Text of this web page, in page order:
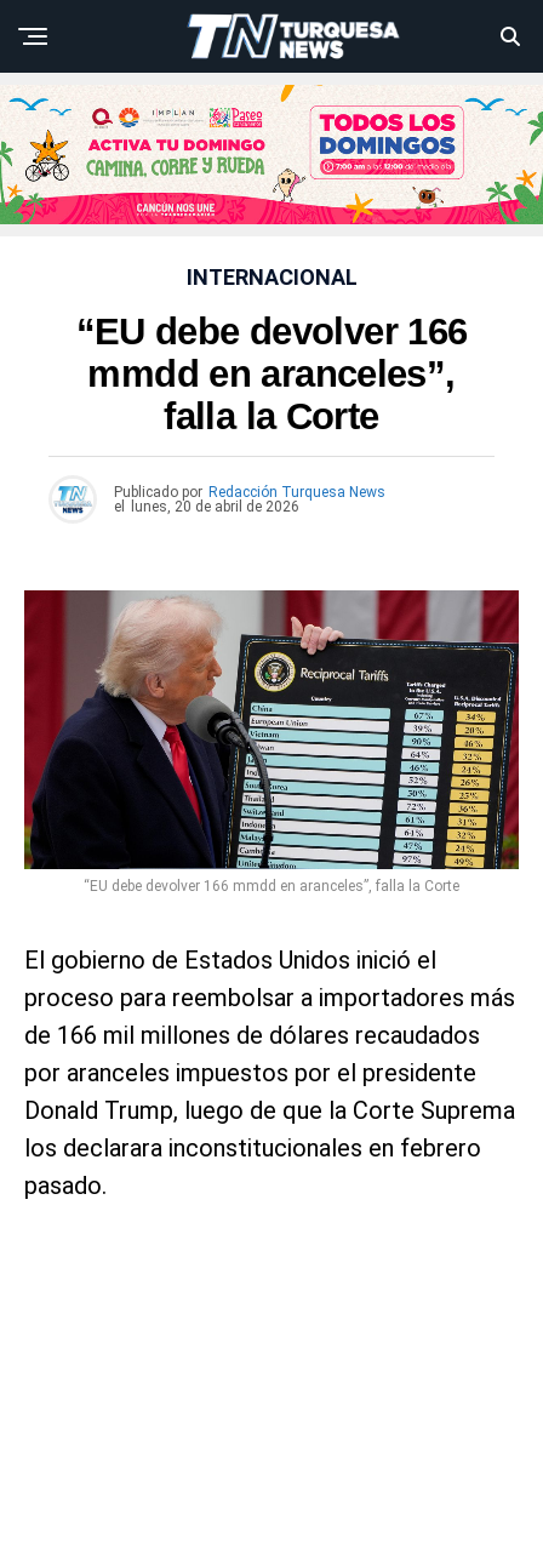
INTERNACIONAL
“EU debe devolver 166
mmdd en aranceles”,
falla la Corte
Publicado por Redacción Turquesa News
el
lunes, 20 de abril de 2026
“EU debe devolver 166 mmdd en aranceles”, falla la Corte
El gobierno de Estados Unidos inició el
proceso para reembolsar a importadores más
de 166 mil millones de dólares recaudados
por aranceles impuestos por el presidente
Donald Trump, luego de que la Corte Suprema
los declarara inconstitucionales en febrero
pasado.